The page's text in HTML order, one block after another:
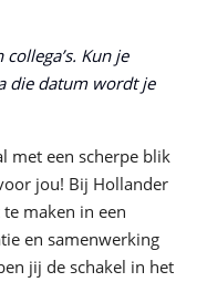
Kun je
die datum wordt je
met een scherpe blik
jou! Bij Hollander
maken in een
en samenwerking
jij de schakel in het